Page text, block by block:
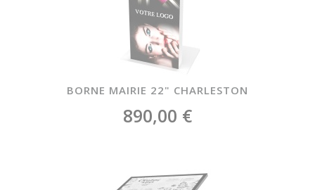
BORNE MAIRIE 22" CHARLESTON
890,00 €